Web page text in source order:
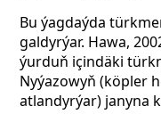
Bu ýagdaýda
galdyrýar. Hawa,
ýurduň içindäki
Nyýazowyň (köpler
atlandyrýar) janyna